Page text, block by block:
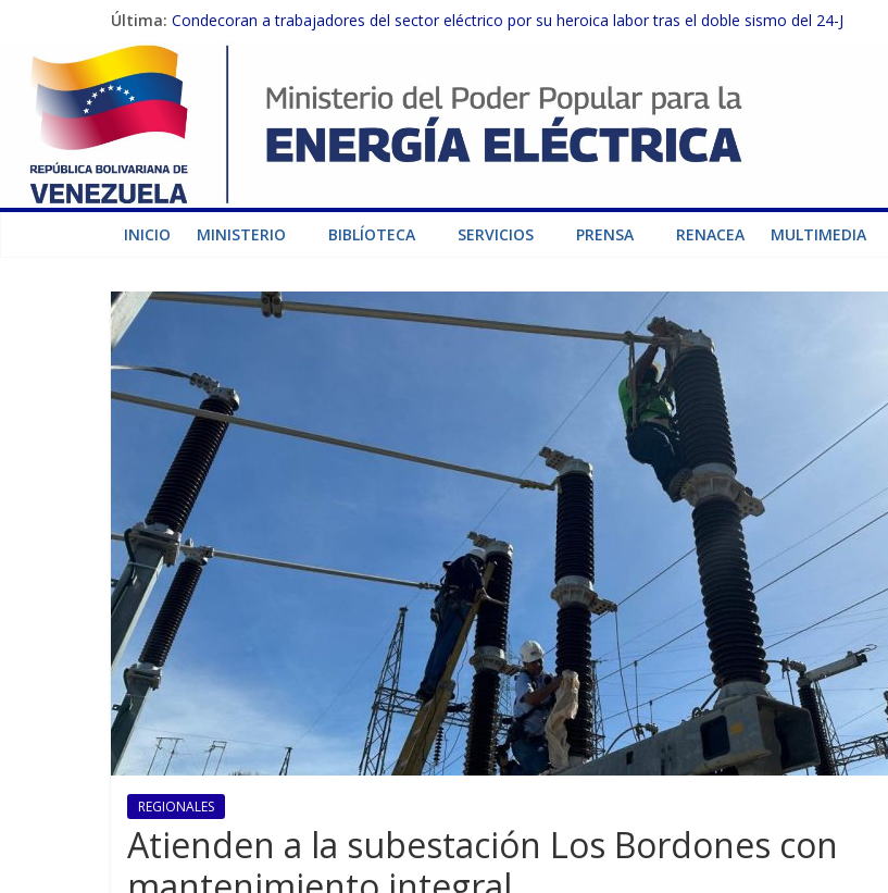
Última: Condecoran a trabajadores del sector eléctrico por su heroica labor tras el doble sismo del 24-J
Gobierno Nacional coordina acciones con el sector privado para fortalecer el SEN ante el «Súper Niño»
Inspeccionan trabajos de rehabilitación en instalaciones del SEN en Carabobo
Gobierno Nacional activa plan preventivo para fortalecer el SEN ante el fenómeno de El Niño
Termocarabobo recupera el 50% de su capacidad de generación para fortalecer el SEN
INICIO MINISTERIO BIBLÍOTECA SERVICIOS PRENSA RENACEA MULTIMEDIA
REGIONALES
Atienden a la subestación Los Bordones con